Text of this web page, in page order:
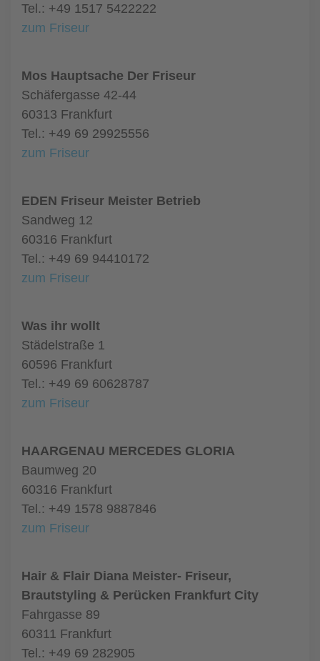
Tel.: +49 1517 5422222
zum Friseur
Mos Hauptsache Der Friseur
Schäfergasse 42-44
60313 Frankfurt
Tel.: +49 69 29925556
zum Friseur
EDEN Friseur Meister Betrieb
Sandweg 12
60316 Frankfurt
Tel.: +49 69 94410172
zum Friseur
Was ihr wollt
Städelstraße 1
60596 Frankfurt
Tel.: +49 69 60628787
zum Friseur
HAARGENAU MERCEDES GLORIA
Baumweg 20
60316 Frankfurt
Tel.: +49 1578 9887846
zum Friseur
Hair & Flair Diana Meister- Friseur,
Brautstyling & Perücken Frankfurt City
Fahrgasse 89
60311 Frankfurt
Tel.: +49 69 282905